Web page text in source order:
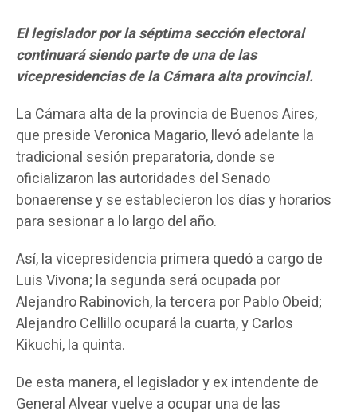
El legislador por la séptima sección electoral
continuará siendo parte de una de las
vicepresidencias de la Cámara alta provincial.
La Cámara alta de la provincia de Buenos Aires,
que preside Veronica Magario, llevó adelante la
tradicional sesión preparatoria, donde se
oficializaron las autoridades del Senado
bonaerense y se establecieron los días y horarios
para sesionar a lo largo del año.
Así, la vicepresidencia primera quedó a cargo de
Luis Vivona; la segunda será ocupada por
Alejandro Rabinovich, la tercera por Pablo Obeid;
Alejandro Cellillo ocupará la cuarta, y Carlos
Kikuchi, la quinta.
De esta manera, el legislador y ex intendente de
General Alvear vuelve a ocupar una de las